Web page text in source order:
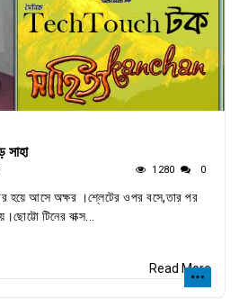
সাহা
1280 0
হয়ে আসে অক্ষর ।শ্লেটের ওপর বসে,তার পর
টিনের বাক্স...
Read More